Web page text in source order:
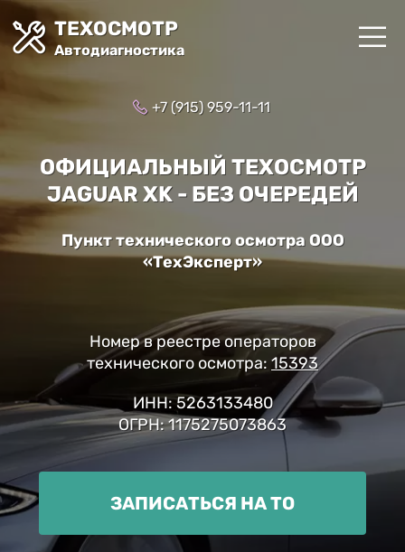
ТЕХОСМОТР
Автодиагностика
+7 (915) 959-11-11
ОФИЦИАЛЬНЫЙ ТЕХОСМОТР
JAGUAR XK - БЕЗ ОЧЕРЕДЕЙ
Пункт технического осмотра ООО
«ТехЭксперт»
Номер в реестре операторов
технического осмотра: 15393
ИНН: 5263133480
ОГРН: 1175275073863
ЗАПИСАТЬСЯ НА ТО